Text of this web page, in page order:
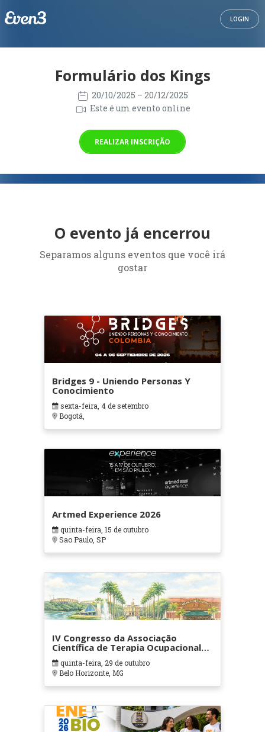
LOGIN
Formulário dos Kings
20/10/2025 – 20/12/2025
Este é um evento online
REALIZAR INSCRIÇÃO
O evento já encerrou
Separamos alguns eventos que você irá
gostar
Bridges 9 - Uniendo Personas Y
Conocimiento
sexta-feira, 4 de setembro
Bogotá,
Artmed Experience 2026
quinta-feira, 15 de outubro
Sao Paulo, SP
IV Congresso da Associação
Científica de Terapia Ocupacional
em Contextos Hospitalares e
Cuidados Paliativos - ATOHOSP
quinta-feira, 29 de outubro
Belo Horizonte, MG